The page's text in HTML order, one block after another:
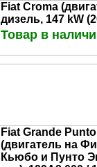
Fiat Croma
дизель, 147 kW
Товар в
Fiat Grande
(двигатель на
Кьюбо и Пунто